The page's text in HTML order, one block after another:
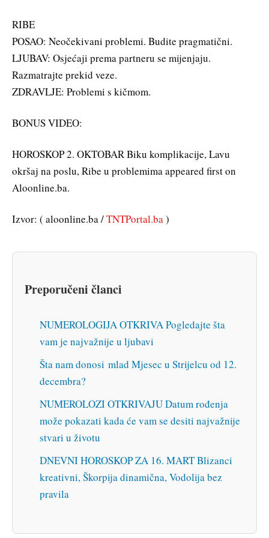
RIBE
POSAO: Neočekivani problemi. Budite pragmatični.
LJUBAV: Osjećaji prema partneru se mijenjaju.
Razmatrajte prekid veze.
ZDRAVLJE: Problemi s kičmom.
BONUS VIDEO:
HOROSKOP 2. OKTOBAR Biku komplikacije, Lavu
okršaj na poslu, Ribe u problemima appeared first on
Aloonline.ba.
Izvor: ( aloonline.ba /TNTPortal.ba)
Preporučeni članci
NUMEROLOGIJA OTKRIVA Pogledajte šta
vam je najvažnije u ljubavi
Šta nam donosi mlad Mjesec u Strijelcu od 12.
decembra?
NUMEROLOZI OTKRIVAJU Datum rođenja
može pokazati kada će vam se desiti najvažnije
stvari u životu
DNEVNI HOROSKOP ZA 16. MART Blizanci
kreativni, Škorpija dinamična, Vodolija bez
pravila